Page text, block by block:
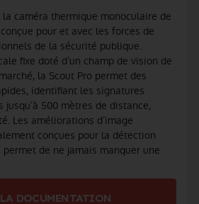
la caméra thermique monoculaire de
pour et avec les forces de
de la sécurité publique.
fixe doté d’un champ de vision de
la Scout Pro permet des
identifiant les signatures
500 mètres de distance,
Les améliorations d’image
conçues pour la détection
de ne jamais manquer une
DOCUMENTATION